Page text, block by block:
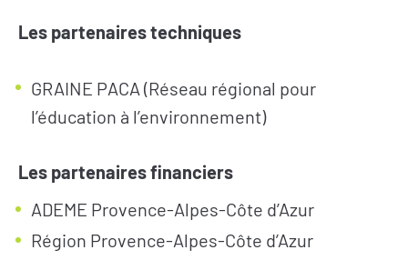
S’INFORMER AGIR
Les partenaires techniques
GRAINE PACA (Réseau régional pour
l’éducation à l’environnement)
Les partenaires financiers
ADEME Provence-Alpes-Côte d’Azur
Région Provence-Alpes-Côte d’Azur